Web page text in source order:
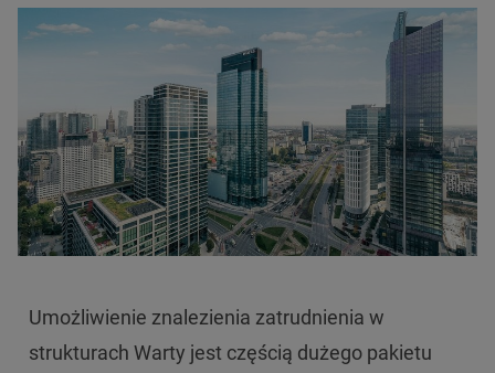
Umożliwienie znalezienia zatrudnienia w
strukturach Warty jest częścią dużego pakietu